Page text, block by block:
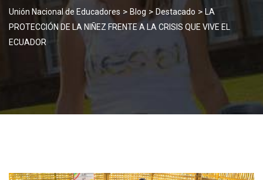
Unión Nacional de Educadores > Blog > Destacado > LA
PROTECCIÓN DE LA NIÑEZ FRENTE A LA CRISIS QUE VIVE EL
ECUADOR